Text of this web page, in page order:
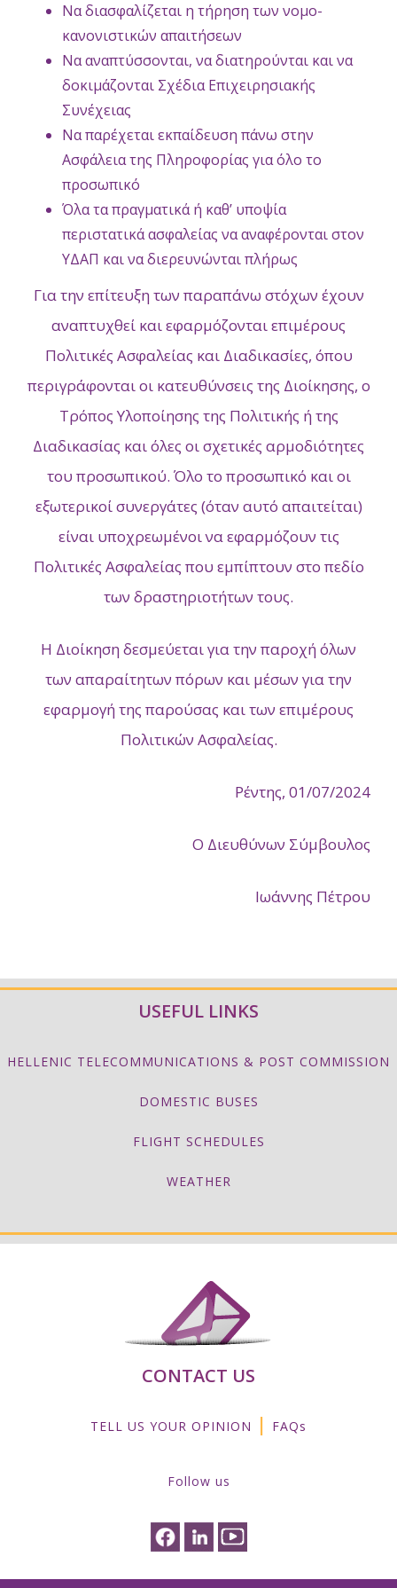
Να διασφαλίζεται η τήρηση των νομο-
κανονιστικών απαιτήσεων
Να αναπτύσσονται, να διατηρούνται και να
δοκιμάζονται Σχέδια Επιχειρησιακής
Συνέχειας
Να παρέχεται εκπαίδευση πάνω στην
Ασφάλεια της Πληροφορίας για όλο το
προσωπικό
Όλα τα πραγματικά ή καθ’ υποψία
περιστατικά ασφαλείας να αναφέρονται στον
ΥΔΑΠ και να διερευνώνται πλήρως
Για την επίτευξη των παραπάνω στόχων έχουν
αναπτυχθεί και εφαρμόζονται επιμέρους
Πολιτικές Ασφαλείας και Διαδικασίες, όπου
περιγράφονται οι κατευθύνσεις της Διοίκησης, ο
Τρόπος Υλοποίησης της Πολιτικής ή της
Διαδικασίας και όλες οι σχετικές αρμοδιότητες
του προσωπικού. Όλο το προσωπικό και οι
εξωτερικοί συνεργάτες (όταν αυτό απαιτείται)
είναι υποχρεωμένοι να εφαρμόζουν τις
Πολιτικές Ασφαλείας που εμπίπτουν στο πεδίο
των δραστηριοτήτων τους.
Η Διοίκηση δεσμεύεται για την παροχή όλων
των απαραίτητων πόρων και μέσων για την
εφαρμογή της παρούσας και των επιμέρους
Πολιτικών Ασφαλείας.
Ρέντης, 01/07/2024
Ο Διευθύνων Σύμβουλος
Ιωάννης Πέτρου
USEFUL LINKS
HELLENIC TELECOMMUNICATIONS & POST COMMISSION
DOMESTIC BUSES
FLIGHT SCHEDULES
WEATHER
CONTACT US
TELL US YOUR OPINION | FAQs
Follow us